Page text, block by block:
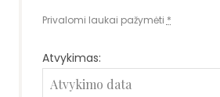
Privalomi laukai pažymėti *
Atvykimas: